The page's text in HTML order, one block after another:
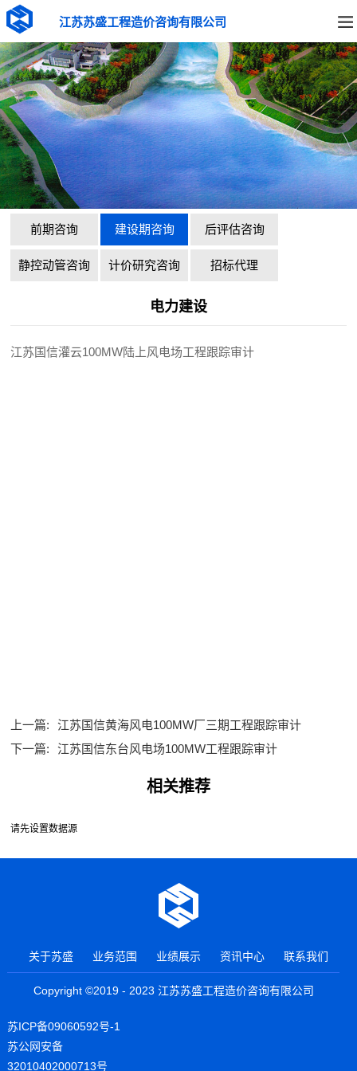
江苏苏盛工程造价咨询有限公司
前期咨询 建设期咨询 后评估咨询
静控动管咨询 计价研究咨询 招标代理
电力建设
江苏国信灌云100MW陆上风电场工程跟踪审计
上一篇:
江苏国信黄海风电100MW厂三期工程跟踪审计
下一篇:
江苏国信东台风电场100MW工程跟踪审计
相关推荐
请先设置数据源
关于苏盛 业务范围 业绩展示 资讯中心 联系我们
Copyright ©2019 - 2023 江苏苏盛工程造价咨询有限公司
苏ICP备09060592号-1
苏公网安备
32010402000713号